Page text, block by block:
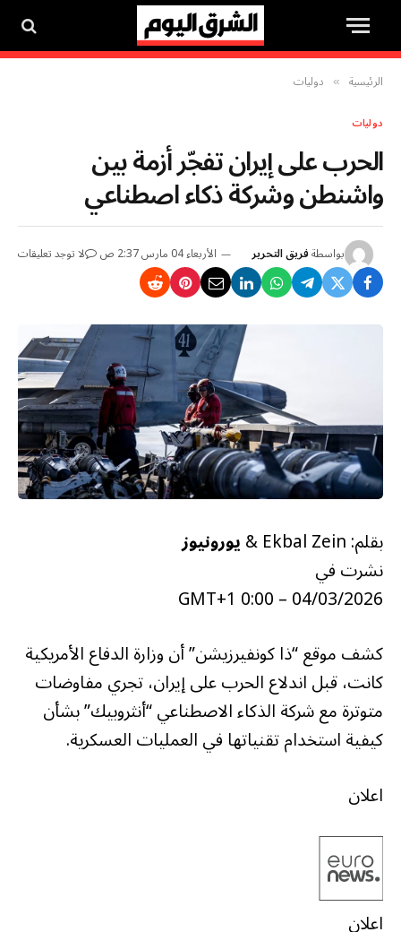
الرئيسية » دوليات
دوليات
الحرب على إيران تفجّر أزمة بين
واشنطن وشركة ذكاء اصطناعي
بواسطةفريق التحرير الأربعاء 04 مارس 2:37 ص لا توجد تعليقات
بقلم: Ekbal Zein &
يورونيوز
نشرت في
04/03/2026 – 0:00 GMT+1
كشف موقع “ذا كونفيرزيشن” أن وزارة الدفاع الأمريكية
كانت، قبل اندلاع الحرب على إيران، تجري مفاوضات
متوترة مع شركة الذكاء الاصطناعي “أنثروبيك” بشأن
كيفية استخدام تقنياتها في العمليات العسكرية.
اعلان
اعلان